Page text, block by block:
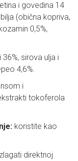
i govedina 14
(obična kopriva,
0,5%,
sirova ulja i
4,6%.
i
tokoferola
koristite kao
direktnoj